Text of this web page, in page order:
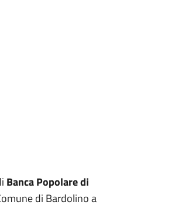
Banca Popolare di
di Bardolino a